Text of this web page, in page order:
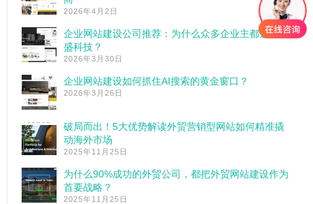
2026年4月2日
企业网站建设公司推荐：为什么众多企业主都选择宇
盛科技？
2026年3月30日
企业网站建设如何抓住AI搜索的黄金窗口？
2026年3月26日
破局而出！5大优势解读外贸营销型网站如何精准撬
动海外市场
2025年11月25日
为什么90%成功的外贸公司，都把外贸网站建设作为
首要战略？
2025年11月25日